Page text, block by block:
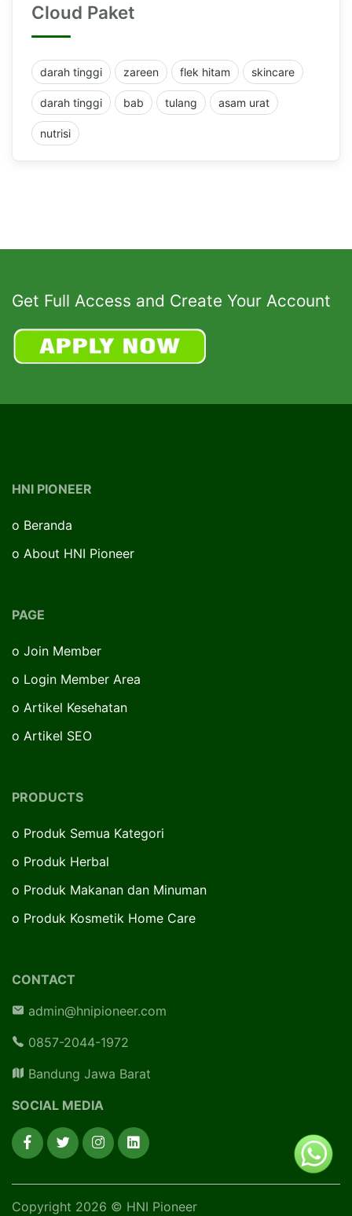
Cloud Paket
darah tinggi zareen flek hitam skincare
darah tinggi bab tulang asam urat
nutrisi
Get Full Access and Create Your Account
HNI PIONEER
o Beranda
o About HNI Pioneer
PAGE
o Join Member
o Login Member Area
o Artikel Kesehatan
o Artikel SEO
PRODUCTS
o Produk Semua Kategori
o Produk Herbal
o Produk Makanan dan Minuman
o Produk Kosmetik Home Care
CONTACT
admin@hnipioneer.com
0857-2044-1972
Bandung Jawa Barat
SOCIAL MEDIA
Copyright 2026 © HNI Pioneer